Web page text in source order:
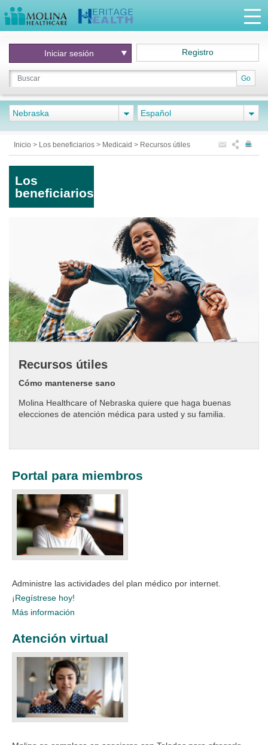
Go
Iniciar sesión Registro
Nebraska Español
Inicio > Los beneficiarios > Medicaid > Recursos útiles
Los
beneficiarios
Recursos útiles
Cómo mantenerse sano
Molina Healthcare of Nebraska quiere que haga buenas
elecciones de atención médica para usted y su familia.
Portal para miembros
Administre las actividades del plan médico por internet.
¡Regístrese hoy!
Más información
Atención virtual